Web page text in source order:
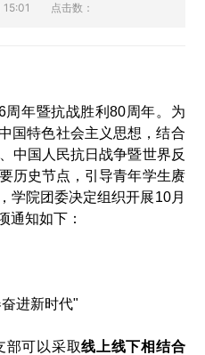
点击数：
周年暨抗战胜利80周年。为
国特色社会主义思想，结合
中国人民抗日战争暨世界反
历史节点，引导青年学生赓
学院团委决定组织开展10月
通知如下：
进新时代"
部可以采取线上线下相结合